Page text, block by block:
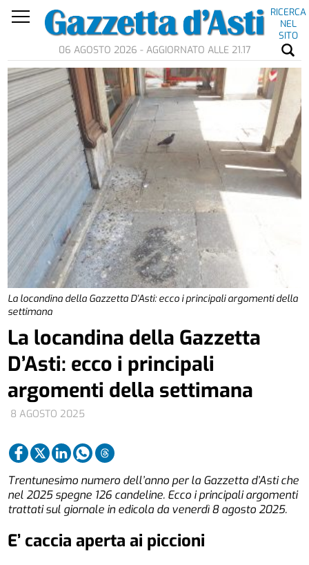
RICERCA
NEL
SITO
06 AGOSTO 2026 - AGGIORNATO ALLE 21.17
La locandina della Gazzetta D’Asti: ecco i principali argomenti della
settimana
8 AGOSTO 2025
La locandina della Gazzetta
D’Asti: ecco i principali
argomenti della settimana
Trentunesimo numero dell’anno per la Gazzetta d’Asti che
nel 2025 spegne 126 candeline. Ecco i principali argomenti
trattati sul giornale in edicola da venerdì 8 agosto 2025.
E’ caccia aperta ai piccioni